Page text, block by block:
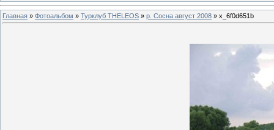
Главная » Фотоальбом » Турклуб THELEOS » р. Сосна август 2008 » x_6f0d651b